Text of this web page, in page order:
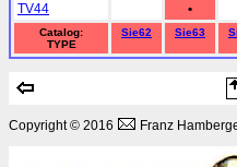
TV44
•
Catalog:
TYPE
Sie62 Sie63
Copyright © 2016 Franz